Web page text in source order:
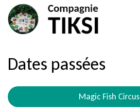
Dates passées
Magic Fish Circus